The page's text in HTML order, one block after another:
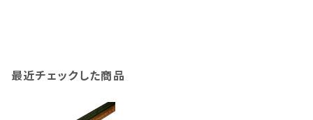
最近チェックした商品